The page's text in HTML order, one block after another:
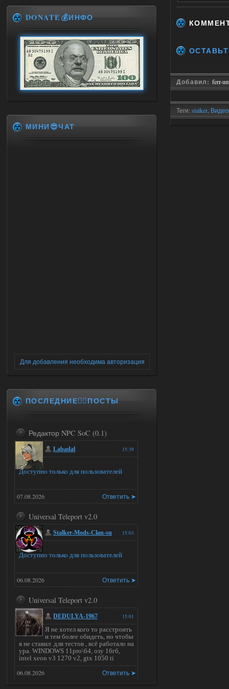
Добавил: ferr-
Теги: stalker
DONATE💰ИНФО
МИНИ😎ЧАТ
Для добавления необходима авторизация
ПОСЛЕДНИЕ✍🏻ПОСТЫ
Редактор NPC SoC (0.1)
15:39
Labadal
Доступно только для пользователей
Ответить ➤
07.08.2026
Universal Teleport v2.0
15:03
Stalker-Mods-Clan-su
Доступно только для пользователей
Ответить ➤
06.08.2026
Universal Teleport v2.0
15:01
DEDULYA-1967
Я не хотел кого то расстроить
и тем более обидеть, но чтобы
я не ставил для тестов , всё работало на
ура. WINDOWS 11pro\64, озу 16гб,
intel xeon v3 1270 v2, gtx 1050 ti
Ответить ➤
06.08.2026